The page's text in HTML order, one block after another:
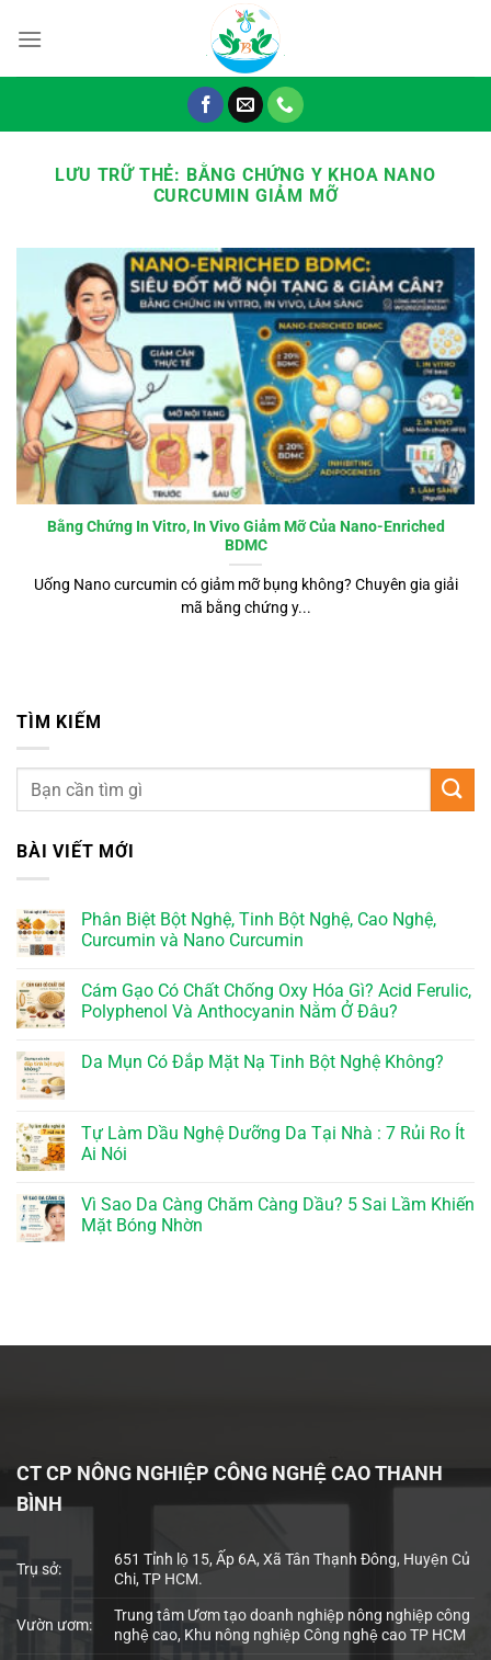
đến
LƯU TRỮ THẺ: BẰNG CHỨNG Y KHOA NANO
CURCUMIN GIẢM MỠ
Bằng Chứng In Vitro, In Vivo Giảm Mỡ Của Nano-Enriched
BDMC
Uống Nano curcumin có giảm mỡ bụng không? Chuyên gia giải
mã bằng chứng y...
TÌM KIẾM
BÀI VIẾT MỚI
Phân Biệt Bột Nghệ, Tinh Bột Nghệ, Cao Nghệ,
Curcumin và Nano Curcumin
Cám Gạo Có Chất Chống Oxy Hóa Gì? Acid Ferulic,
Polyphenol Và Anthocyanin Nằm Ở Đâu?
Da Mụn Có Đắp Mặt Nạ Tinh Bột Nghệ Không?
Tự Làm Dầu Nghệ Dưỡng Da Tại Nhà : 7 Rủi Ro Ít
Ai Nói
Vì Sao Da Càng Chăm Càng Dầu? 5 Sai Lầm Khiến
Mặt Bóng Nhờn
CT CP NÔNG NGHIỆP CÔNG NGHỆ CAO THANH
BÌNH
Trụ sở:
651 Tỉnh lộ 15, Ấp 6A, Xã Tân Thạnh Đông, Huyện Củ
Chi, TP HCM.
Vườn ươm:
Trung tâm Ươm tạo doanh nghiệp nông nghiệp công
nghệ cao, Khu nông nghiệp Công nghệ cao TP HCM